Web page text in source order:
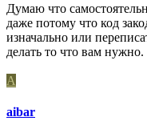
Думаю что
даже потому что код
изначально или
делать то что вам нужно.
A
aibar